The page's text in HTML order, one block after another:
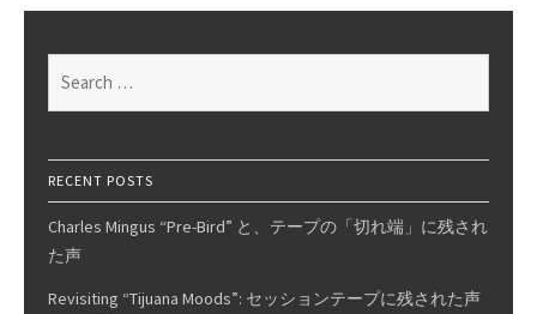
curves,
for:
RECENT POSTS
Charles Mingus “Pre-Bird” と、テープの「切れ端」に残され
た声
Revisiting “Tijuana Moods”: セッションテープに残された声